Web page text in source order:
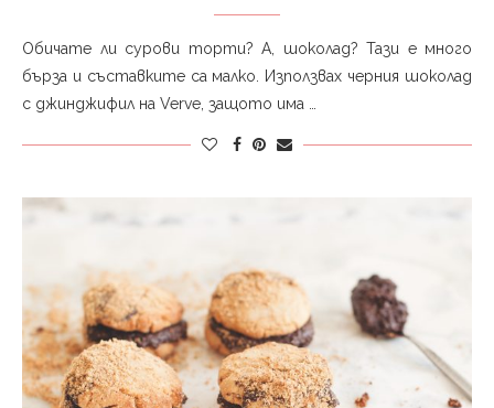
Обичате ли сурови торти? А, шоколад? Тази е много
бърза и съставките са малко. Използвах черния шоколад
с джинджифил на Verve, защото има …